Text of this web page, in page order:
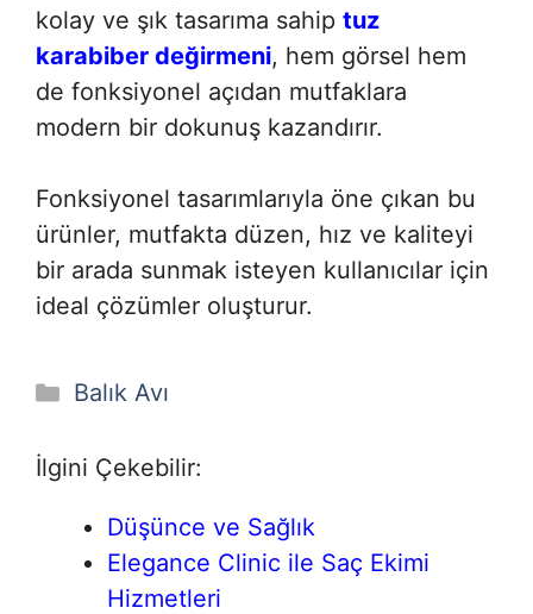
kolay ve şık tasarıma sahip tuz
karabiber değirmeni, hem görsel hem
de fonksiyonel açıdan mutfaklara
modern bir dokunuş kazandırır.
Fonksiyonel tasarımlarıyla öne çıkan bu
ürünler, mutfakta düzen, hız ve kaliteyi
bir arada sunmak isteyen kullanıcılar için
ideal çözümler oluşturur.
Kategoriler
Balık Avı
İlgini Çekebilir:
Düşünce ve Sağlık
Elegance Clinic ile Saç Ekimi
Hizmetleri